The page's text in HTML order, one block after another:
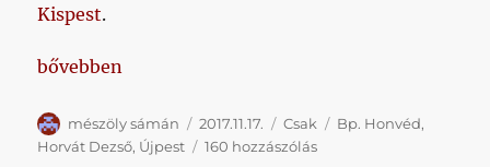
Kispest.
„Horváth Dezső kifejelgetett bombáitól
bővebben
Szerző
mészöly sámán Közzétéve
2017.11.17. Kategória
Csak Címke
Bp. Honvéd,
Horvát Dezső, Újpest 160 hozzászólásHorváth